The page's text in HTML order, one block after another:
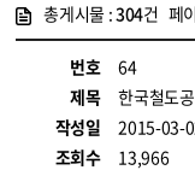
총게시물 :304건 페
번호
64
제목
한국철도
작성일
2015-03-
조회수
13,966